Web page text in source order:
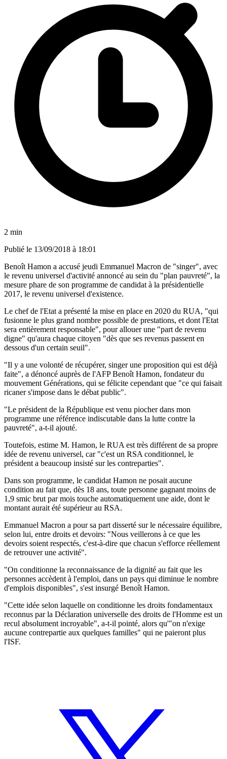
2 min
Publié le 13/09/2018 à 18:01
Benoît Hamon a accusé jeudi Emmanuel Macron de "singer", avec
le revenu universel d'activité annoncé au sein du "plan pauvreté", la
mesure phare de son programme de candidat à la présidentielle
2017, le revenu universel d'existence.
Le chef de l'Etat a présenté la mise en place en 2020 du RUA, "qui
fusionne le plus grand nombre possible de prestations, et dont l'Etat
sera entièrement responsable", pour allouer une "part de revenu
digne" qu'aura chaque citoyen "dès que ses revenus passent en
dessous d'un certain seuil".
"Il y a une volonté de récupérer, singer une proposition qui est déjà
faite", a dénoncé auprès de l'AFP Benoît Hamon, fondateur du
mouvement Générations, qui se félicite cependant que "ce qui faisait
ricaner s'impose dans le débat public".
"Le président de la République est venu piocher dans mon
programme une référence indiscutable dans la lutte contre la
pauvreté", a-t-il ajouté.
Toutefois, estime M. Hamon, le RUA est très différent de sa propre
idée de revenu universel, car "c'est un RSA conditionnel, le
président a beaucoup insisté sur les contreparties".
Dans son programme, le candidat Hamon ne posait aucune
condition au fait que, dès 18 ans, toute personne gagnant moins de
1,9 smic brut par mois touche automatiquement une aide, dont le
montant aurait été supérieur au RSA.
Emmanuel Macron a pour sa part disserté sur le nécessaire équilibre,
selon lui, entre droits et devoirs: "Nous veillerons à ce que les
devoirs soient respectés, c'est-à-dire que chacun s'efforce réellement
de retrouver une activité".
"On conditionne la reconnaissance de la dignité au fait que les
personnes accèdent à l'emploi, dans un pays qui diminue le nombre
d'emplois disponibles", s'est insurgé Benoît Hamon.
"Cette idée selon laquelle on conditionne les droits fondamentaux
reconnus par la Déclaration universelle des droits de l'Homme est un
recul absolument incroyable", a-t-il pointé, alors qu'"on n'exige
aucune contrepartie aux quelques familles" qui ne paieront plus
l'ISF.